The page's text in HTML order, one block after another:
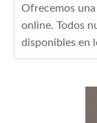
Ofrecemos
online. Todos
disponibles en